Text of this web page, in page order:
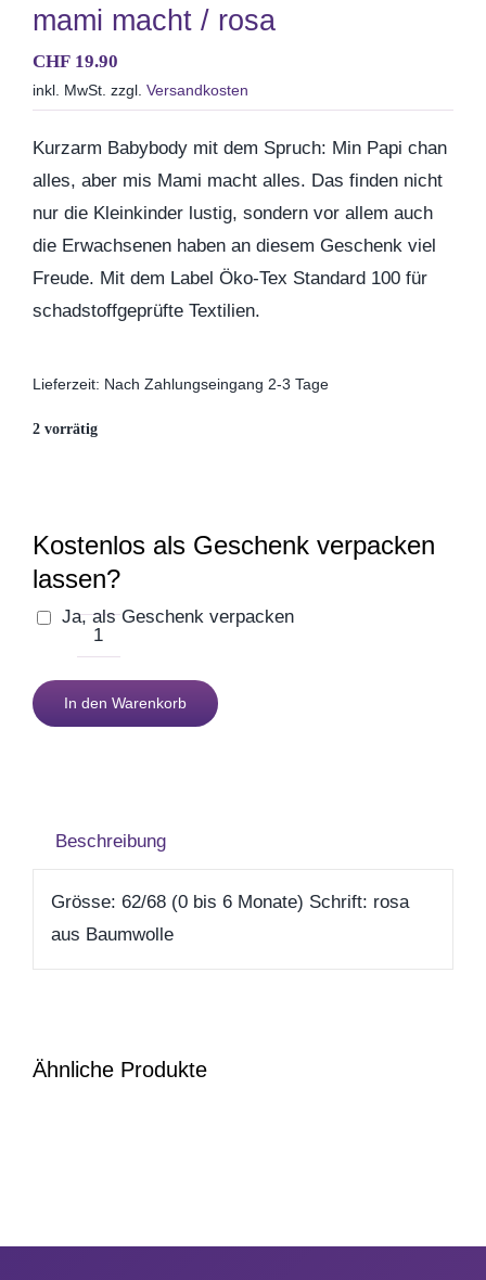
Kommunion &
Muttertag
Valentinstag
mami macht / rosa
CHF19.90
inkl. MwSt. zzgl. Versandkosten
Kurzarm Babybody mit dem Spruch: Min Papi chan
alles, aber mis Mami macht alles. Das finden nicht
nur die Kleinkinder lustig, sondern vor allem auch
die Erwachsenen haben an diesem Geschenk viel
Freude. Mit dem Label Öko-Tex Standard 100 für
schadstoffgeprüfte Textilien.
Lieferzeit: Nach Zahlungseingang 2-3 Tage
2 vorrätig
Kostenlos als Geschenk verpacken
lassen?
Ja, als Geschenk verpacken
Kurzarm
-
macht
rosa
Menge
In den Warenkorb
Beschreibung
Grösse: 62/68 (0 bis 6 Monate) Schrift: rosa
aus Baumwolle
Ähnliche Produkte